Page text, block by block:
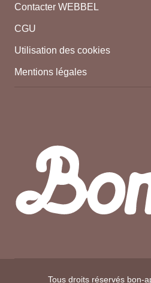
Contacter WEBBEL
CGU
Utilisation des cookies
Mentions légales
Tous droits réservés bon-